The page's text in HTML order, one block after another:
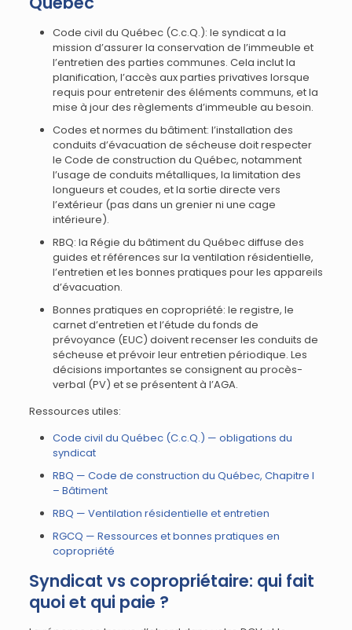
Code civil du Québec (C.c.Q.): le syndicat a la
mission d’assurer la conservation de l’immeuble et
l’entretien des parties communes. Cela inclut la
planification, l’accès aux parties privatives lorsque
requis pour entretenir des éléments communs, et la
mise à jour des règlements d’immeuble au besoin.
Codes et normes du bâtiment: l’installation des
conduits d’évacuation de sécheuse doit respecter
le Code de construction du Québec, notamment
l’usage de conduits métalliques, la limitation des
longueurs et coudes, et la sortie directe vers
l’extérieur (pas dans un grenier ni une cage
intérieure).
RBQ: la Régie du bâtiment du Québec diffuse des
guides et références sur la ventilation résidentielle,
l’entretien et les bonnes pratiques pour les appareils
d’évacuation.
Bonnes pratiques en copropriété: le registre, le
carnet d’entretien et l’étude du fonds de
prévoyance (EUC) doivent recenser les conduits de
sécheuse et prévoir leur entretien périodique. Les
décisions importantes se consignent au procès-
verbal (PV) et se présentent à l’AGA.
Ressources utiles:
Code civil du Québec (C.c.Q.) — obligations du
syndicat
RBQ — Code de construction du Québec, Chapitre I
– Bâtiment
RBQ — Ventilation résidentielle et entretien
RGCQ — Ressources et bonnes pratiques en
copropriété
Syndicat vs copropriétaire: qui fait
quoi et qui paie ?